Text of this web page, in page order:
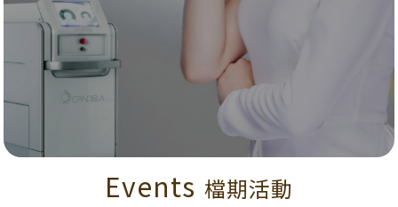
Events 檔期活動